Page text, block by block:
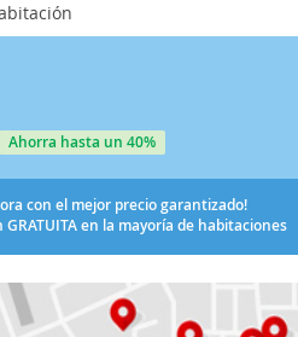
ahorra hasta un 40%
con el mejor precio garantizado!
GRATUITAen la mayoría de habitaciones